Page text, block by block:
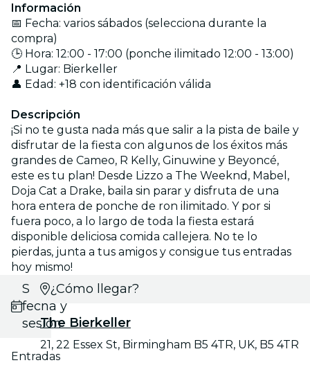
Información
📅 Fecha: varios sábados (selecciona durante la
compra)
🕒 Hora: 12:00 - 17:00 (ponche ilimitado 12:00 - 13:00)
📍 Lugar: Bierkeller
👤 Edad: +18 con identificación válida
Descripción
¡Si no te gusta nada más que salir a la pista de baile y
disfrutar de la fiesta con algunos de los éxitos más
grandes de Cameo, R Kelly, Ginuwine y Beyoncé,
este es tu plan! Desde Lizzo a The Weeknd, Mabel,
Doja Cat a Drake, baila sin parar y disfruta de una
hora entera de ponche de ron ilimitado. Y por si
fuera poco, a lo largo de toda la fiesta estará
disponible deliciosa comida callejera. No te lo
pierdas, junta a tus amigos y consigue tus entradas
hoy mismo!
Selecciona
fecha y
sesión
Entradas
¿Cómo llegar?
The Bierkeller
21, 22 Essex St, Birmingham B5 4TR, UK, B5 4TR